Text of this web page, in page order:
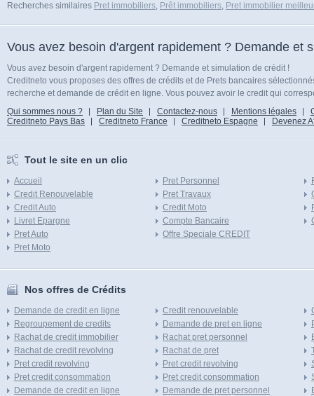
Recherches similaires Pret immobiliers, Prêt immobiliers, Pret immobilier
Vous avez besoin d'argent rapidement ? Demande et
Vous avez besoin d'argent rapidement ? Demande et simulation de crédit !
Creditneto vous proposes des offres de crédits et de Prets bancaires
recherche et demande de crédit en ligne. Vous pouvez avoir le credit qui
Qui sommes nous ?
Plan du Site Contactez-nous Mentions légales
Creditneto Pays Bas
Creditneto France Creditneto Espagne Devenez
Tout le site en un clic
Accueil
Credit Renouvelable
Credit Auto
Livret Epargne
Pret Auto
Pret Moto
Pret Personnel
Pret Travaux
Credit Moto
Compte Bancaire
Offre Speciale CREDIT
Nos offres de Crédits
Demande de credit en ligne
Regroupement de credits
Rachat de credit immobilier
Rachat de credit revolving
Pret credit revolving
Pret credit consommation
Demande de credit en ligne
Credit renouvelable
Demande de pret en ligne
Rachat pret personnel
Rachat de pret
Pret credit revolving
Pret credit consommation
Demande de pret personnel